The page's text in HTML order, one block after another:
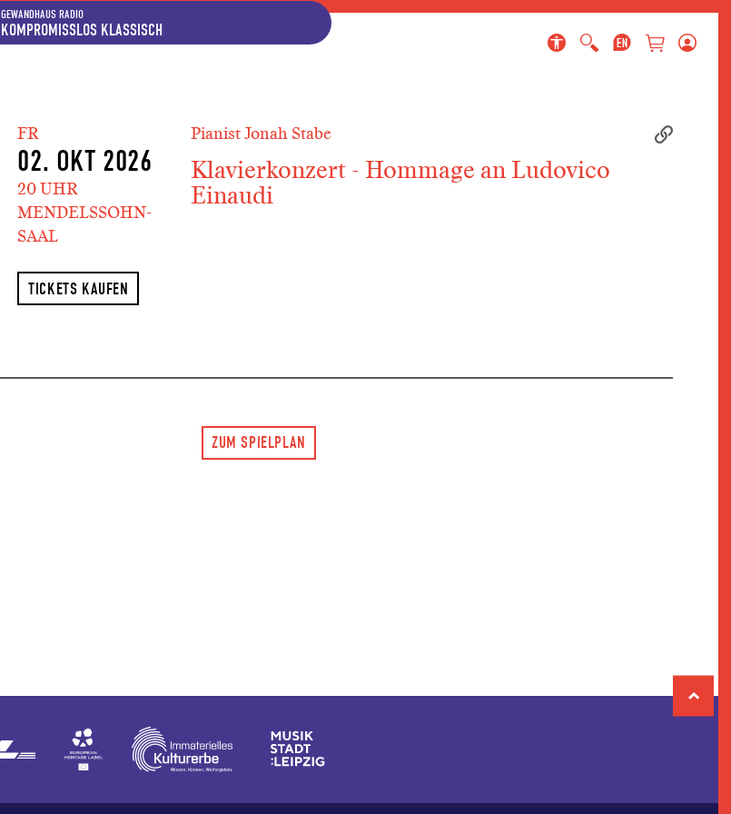
Hauptregion der Seite anspringen
Spielplan-Kalender anspringen
Genre-Navigation anspringen
GEWANDHAUS RADIO
KOMPROMISSLOS KLASSISCH
FR
02. OKT 2026
20 UHR
MENDELSSOHN-
SAAL
TICKETS KAUFEN
Pianist Jonah Stabe
Klavierkonzert - Hommage an Ludovico
Einaudi
ZUM SPIELPLAN